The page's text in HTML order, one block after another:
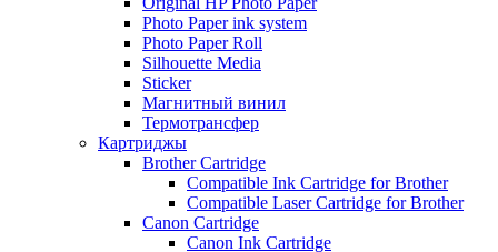
Photo Paper ink system
Photo Paper Roll
Silhouette Media
Sticker
Магнитный винил
Термотрансфер
Картриджы
Brother Cartridge
Compatible Ink Cartridge for Brother
Compatible Laser Cartridge for Brother
Canon Cartridge
Canon Ink Cartridge